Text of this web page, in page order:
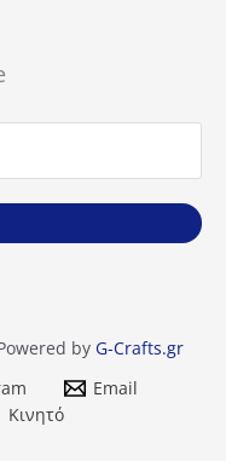
by G-Crafts.gr
Email
Κινητό